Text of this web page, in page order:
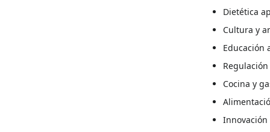
Dietética
Cultura y
Educación
Cocina y